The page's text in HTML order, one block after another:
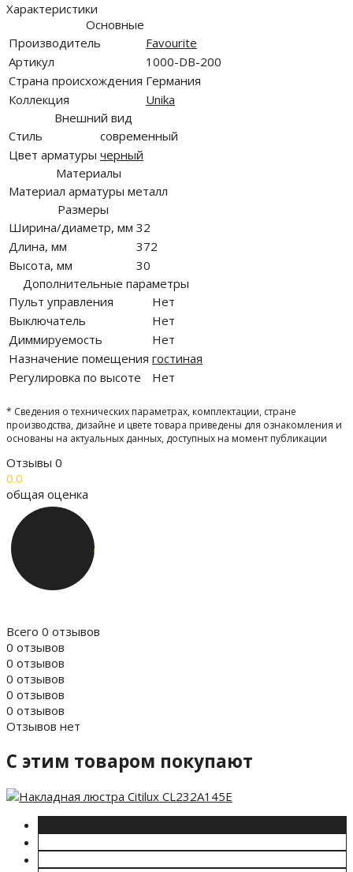
Характеристики
Основные
Производитель
Favourite
Артикул
1000-DB-200
Страна происхождения Германия
Коллекция
Unika
Внешний вид
Стиль
современный
Цвет арматуры черный
Материалы
Материал арматуры металл
Размеры
Ширина/диаметр, мм 32
Длина, мм
372
Высота, мм
30
Дополнительные параметры
Пульт управления
Нет
Выключатель
Нет
Диммируемость
Нет
Назначение помещения гостиная
Регулировка по высоте
Нет
* Сведения о технических параметрах, комплектации, стране
производства, дизайне и цвете товара приведены для ознакомления и
основаны на актуальных данных, доступных на момент публикации
Отзывы 0
0.0
общая оценка
Всего 0 отзывов
0 отзывов
0 отзывов
0 отзывов
0 отзывов
0 отзывов
Отзывов нет
C этим товаром покупают